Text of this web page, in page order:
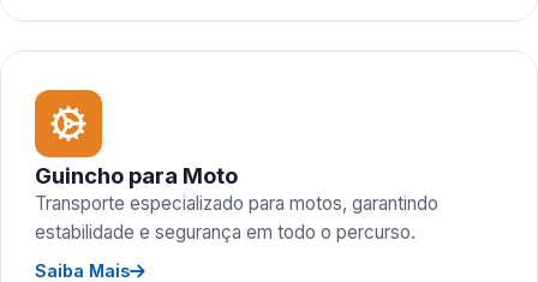
Guincho para Moto
Transporte especializado para motos, garantindo
estabilidade e segurança em todo o percurso.
Saiba Mais